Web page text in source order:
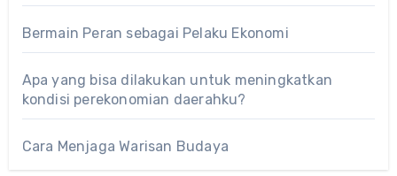
Bermain Peran sebagai Pelaku Ekonomi
Apa yang bisa dilakukan untuk meningkatkan
kondisi perekonomian daerahku?
Cara Menjaga Warisan Budaya